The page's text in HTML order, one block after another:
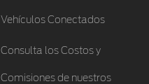
Vehículos Conectados
Consulta los Costos y
Comisiones de nuestros